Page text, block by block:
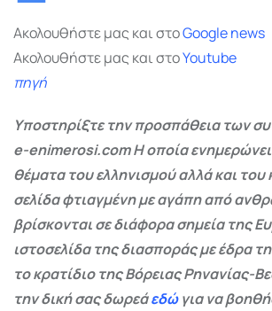
Ακολουθήστε μας και στοGooglenews
Ακολουθήστε μας και στοYoutube
πηγή
Υποστηρίξτε την προσπάθεια των
e-enimerosi.com Η οποία ενημερώνει
θέματα του ελληνισμού αλλά και
σελίδα φτιαγμένη με αγάπη από
βρίσκονται σε διάφορα σημεία της
ιστοσελίδα της διασποράς με έδρα
το κρατίδιο της Βόρειας Ρηνανίας-
την δική σας δωρεάεδώγια να